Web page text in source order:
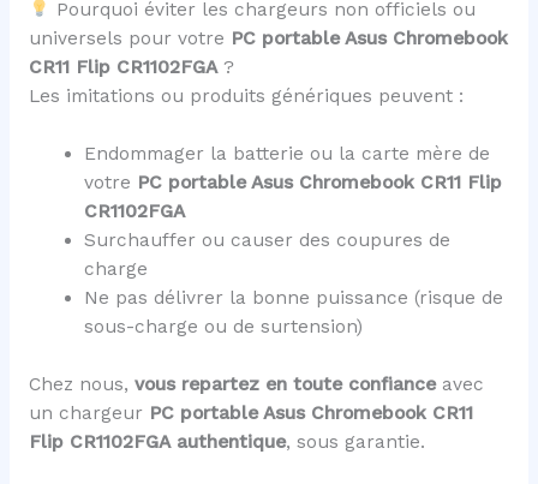
Pourquoi éviter les chargeurs non officiels ou
universels pour votre PC portable Asus Chromebook
CR11 Flip CR1102FGA?
Les imitations ou produits génériques peuvent :
Endommager la batterie ou la carte mère de
votre PC portable Asus Chromebook CR11 Flip
CR1102FGA
Surchauffer ou causer des coupures de
charge
Ne pas délivrer la bonne puissance (risque de
sous-charge ou de surtension)
Chez nous, vous repartez en toute confianceavec
un chargeur PC portable Asus Chromebook CR11
Flip CR1102FGA authentique, sous garantie.